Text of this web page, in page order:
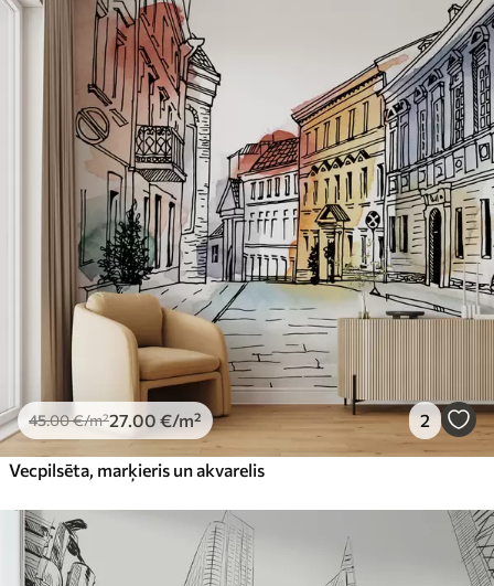
45.00€/m²27 .00 €/m² 2
Vecpilsēta, marķieris un akvarelis